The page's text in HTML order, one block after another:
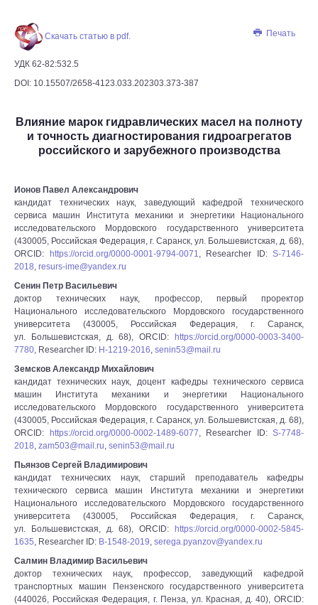
Печать
Скачать статью в pdf.
УДК 62-82:532.5
DOI: 10.15507/2658-4123.033.202303.373-387
Влияние марок гидравлических масел на полноту
и точность диагностирования гидроагрегатов
российского и зарубежного производства
Ионов Павел Александрович
кандидат технических наук, заведующий кафедрой технического
сервиса машин Института механики и энергетики Национального
исследовательского Мордовского государственного университета
(430005, Российская Федерация, г. Саранск, ул. Большевистская, д. 68),
ORCID:
https://orcid.org/0000-0001-9794-0071, Researcher ID: S-7146-
2018, resurs-ime@yandex.ru
Сенин Петр Васильевич
доктор технических наук, профессор, первый проректор
Национального исследовательского Мордовского государственного
университета (430005, Российская Федерация, г. Саранск,
ул. Большевистская, д. 68), ORCID:
https://orcid.org/0000-0003-3400-
7780, Researcher ID: H-1219-2016, senin53@mail.ru
Земсков Александр Михайлович
кандидат технических наук, доцент кафедры технического сервиса
машин Института механики и энергетики Национального
исследовательского Мордовского государственного университета
(430005, Российская Федерация, г. Саранск, ул. Большевистская, д. 68),
ORCID:
https://orcid.org/0000-0002-1489-6077, Researcher ID: S-7748-
2018, zam503@mail.ru, senin53@mail.ru
Пьянзов Сергей Владимирович
кандидат технических наук, старший преподаватель кафедры
технического сервиса машин Института механики и энергетики
Национального исследовательского Мордовского государственного
университета (430005, Российская Федерация, г. Саранск,
ул. Большевистская, д. 68), ORCID:
https://orcid.org/0000-0002-5845-
1635, Researcher ID: B-1548-2019, serega.pyanzov@yandex.ru
Салмин Владимир Васильевич
доктор технических наук, профессор, заведующий кафедрой
транспортных машин Пензенского государственного университета
(440026, Российская Федерация, г. Пенза, ул. Красная, д. 40), ORCID: